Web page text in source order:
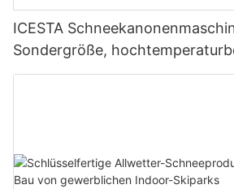
ICESTA
Sondergröße,
Skigebiete